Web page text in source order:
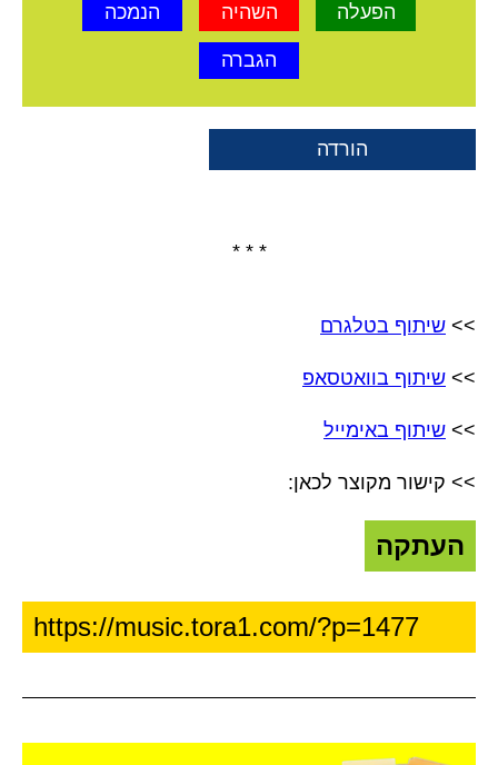
הפעלה השהיה הנמכה
הגברה
הורדה
* * *
>> שיתוף בטלגרם
>> שיתוף בוואטסאפ
>> שיתוף באימייל
>> קישור מקוצר לכאן:
העתקה